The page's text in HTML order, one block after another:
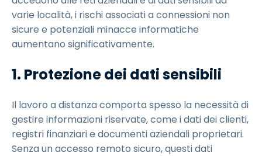
varie località, i rischi associati a connessioni non
sicure e potenziali minacce informatiche
aumentano significativamente.
1. Protezione dei dati sensibili
Il lavoro a distanza comporta spesso la necessità di
gestire informazioni riservate, come i dati dei clienti,
registri finanziari e documenti aziendali proprietari.
Senza un accesso remoto sicuro, questi dati